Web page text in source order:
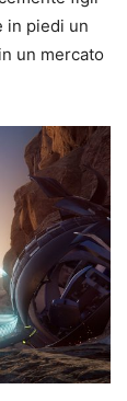
in piedi un
un mercato